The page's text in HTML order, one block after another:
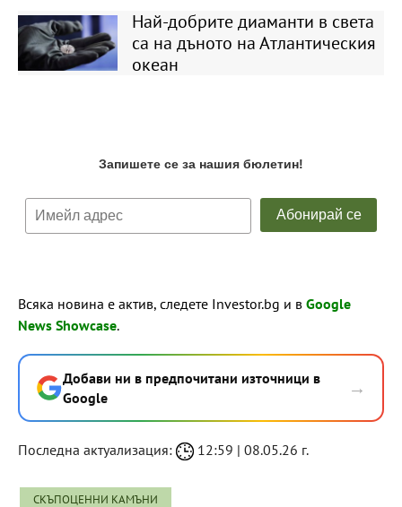
Най-добрите диаманти в света
са на дъното на Атлантическия
океан
Всяка новина е актив, следете Investor.bg и в Google
News Showcase.
Добави ни в предпочитани източници в
Google
→
Последна актуализация: 12:59 | 08.05.26 г.
СКЪПОЦЕННИ КАМЪНИ